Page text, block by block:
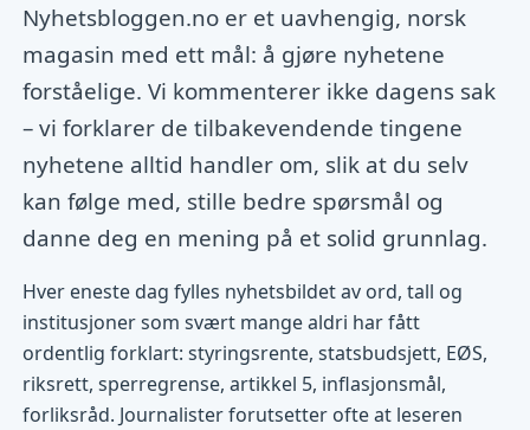
Nyhetsbloggen.no er et uavhengig, norsk
magasin med ett mål: å gjøre nyhetene
forståelige. Vi kommenterer ikke dagens sak
– vi forklarer de tilbakevendende tingene
nyhetene alltid handler om, slik at du selv
kan følge med, stille bedre spørsmål og
danne deg en mening på et solid grunnlag.
Hver eneste dag fylles nyhetsbildet av ord, tall og
institusjoner som svært mange aldri har fått
ordentlig forklart: styringsrente, statsbudsjett, EØS,
riksrett, sperregrense, artikkel 5, inflasjonsmål,
forliksråd. Journalister forutsetter ofte at leseren